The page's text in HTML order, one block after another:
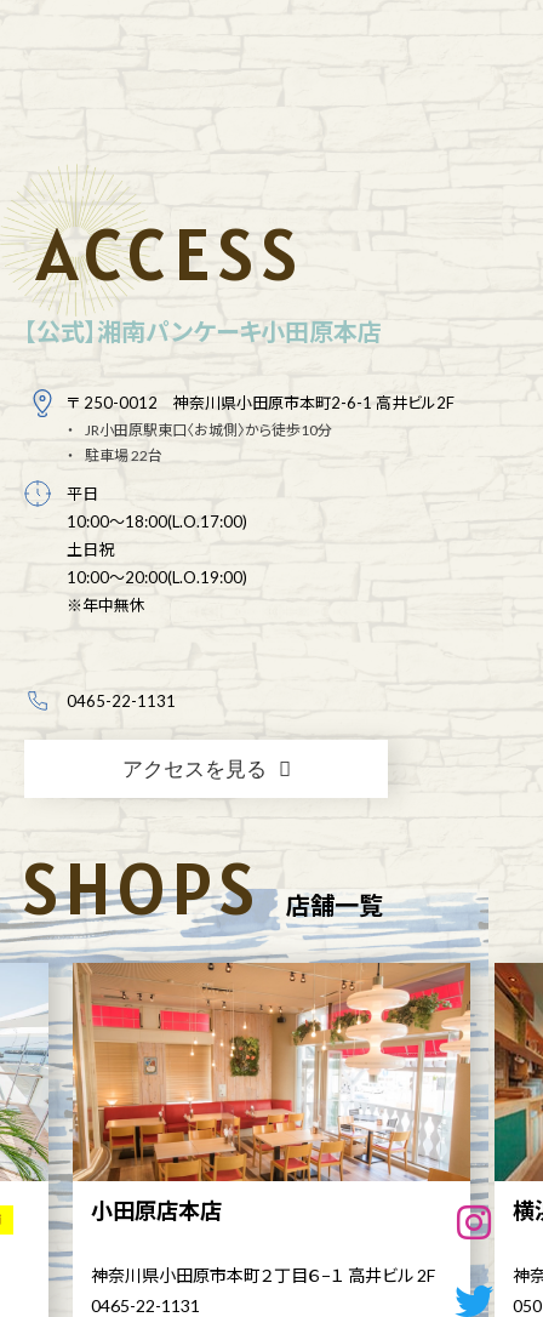
ACCESS
【公式】湘南パンケーキ小田原本店
〒 250-0012 神奈川県小田原市本町2-6-1 高井ビル2F
JR小田原駅東口〈お城側〉から徒歩10分
駐車場 22台
平日
10:00～18:00(L.O.17:00)
土日祝
10:00～20:00(L.O.19:00)
※年中無休
0465-22-1131
アクセスを見る
SHOPS 店舗一覧
小田原店本店
神奈川県小田原市本町２丁目６−１ 高井ビル 2F
0465-22-1131
横
神